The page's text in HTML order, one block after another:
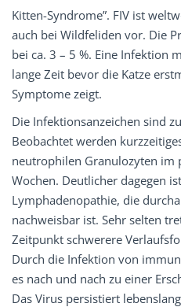
Kitten-Syndrome”. FIV ist
auch bei Wildfeliden vor. Die
bei ca. 3 – 5 %. Eine Infektion
lange Zeit bevor die Katze
Symptome zeigt.
Die Infektionsanzeichen sind
Beobachtet werden
neutrophilen Granulozyten im
Wochen. Deutlicher dagegen
Lymphadenopathie, die
nachweisbar ist. Sehr selten
Zeitpunkt schwerere
Durch die Infektion von
es nach und nach zu einer
Das Virus persistiert